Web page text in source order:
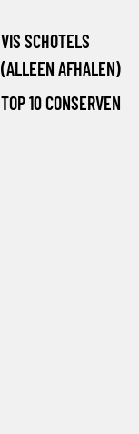
VIS SCHOTELS
(ALLEEN AFHALEN)
TOP 10 CONSERVEN